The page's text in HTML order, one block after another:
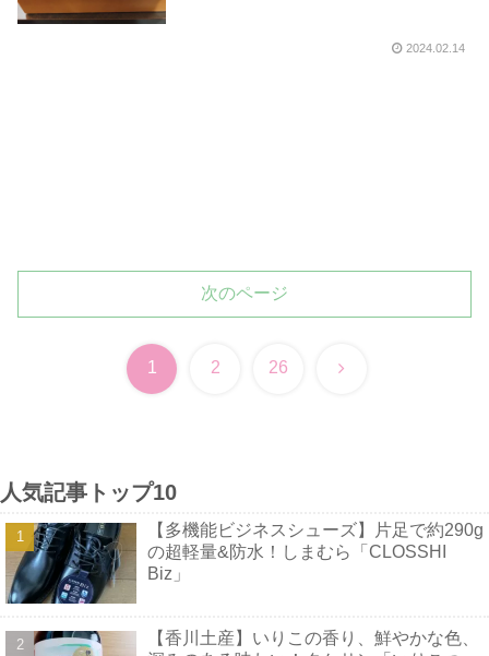
2024.02.14
次のページ
1 2 26 次
人気記事トップ10
【多機能ビジネスシューズ】片足で約290g
の超軽量&防水！しまむら「CLOSSHI
Biz」
【香川土産】いりこの香り、鮮やかな色、